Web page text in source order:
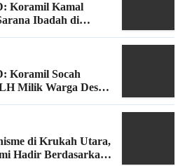
Koramil Kamal
Ibadah di
Koramil Socah
Milik Warga Desa
di Krukah Utara,
Hadir Berdasarkan